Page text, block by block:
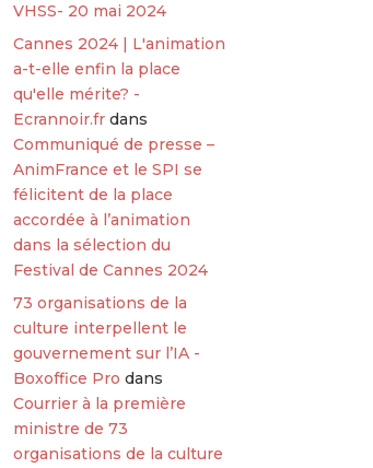
VHSS- 20 mai 2024
Cannes 2024 | L'animation
a-t-elle enfin la place
qu'elle mérite? -
Ecrannoir.fr dans
Communiqué de presse –
AnimFrance et le SPI se
félicitent de la place
accordée à l’animation
dans la sélection du
Festival de Cannes 2024
73 organisations de la
culture interpellent le
gouvernement sur l’IA -
Boxoffice Pro dans
Courrier à la première
ministre de 73
organisations de la culture